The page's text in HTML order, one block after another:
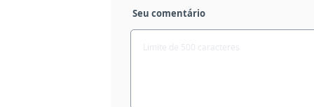
Seu comentário